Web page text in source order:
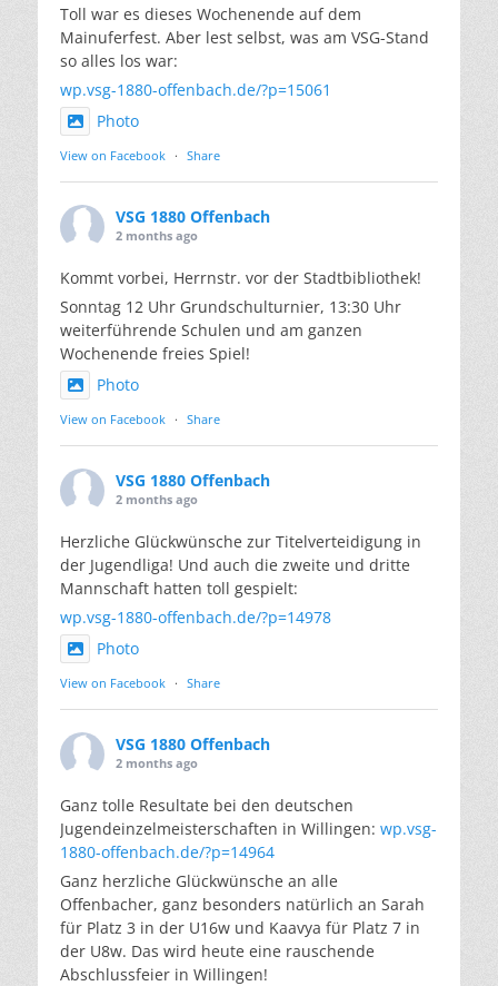
Toll war es dieses Wochenende auf dem
Mainuferfest. Aber lest selbst, was am VSG-Stand
so alles los war:
wp.vsg-1880-offenbach.de/?p=15061
Photo
View on Facebook · Share
VSG 1880 Offenbach
2 months ago
Kommt vorbei, Herrnstr. vor der Stadtbibliothek!
Sonntag 12 Uhr Grundschulturnier, 13:30 Uhr
weiterführende Schulen und am ganzen
Wochenende freies Spiel!
Photo
View on Facebook · Share
VSG 1880 Offenbach
2 months ago
Herzliche Glückwünsche zur Titelverteidigung in
der Jugendliga! Und auch die zweite und dritte
Mannschaft hatten toll gespielt:
wp.vsg-1880-offenbach.de/?p=14978
Photo
View on Facebook · Share
VSG 1880 Offenbach
2 months ago
Ganz tolle Resultate bei den deutschen
Jugendeinzelmeisterschaften in Willingen: wp.vsg-
1880-offenbach.de/?p=14964
Ganz herzliche Glückwünsche an alle
Offenbacher, ganz besonders natürlich an Sarah
für Platz 3 in der U16w und Kaavya für Platz 7 in
der U8w. Das wird heute eine rauschende
Abschlussfeier in Willingen!